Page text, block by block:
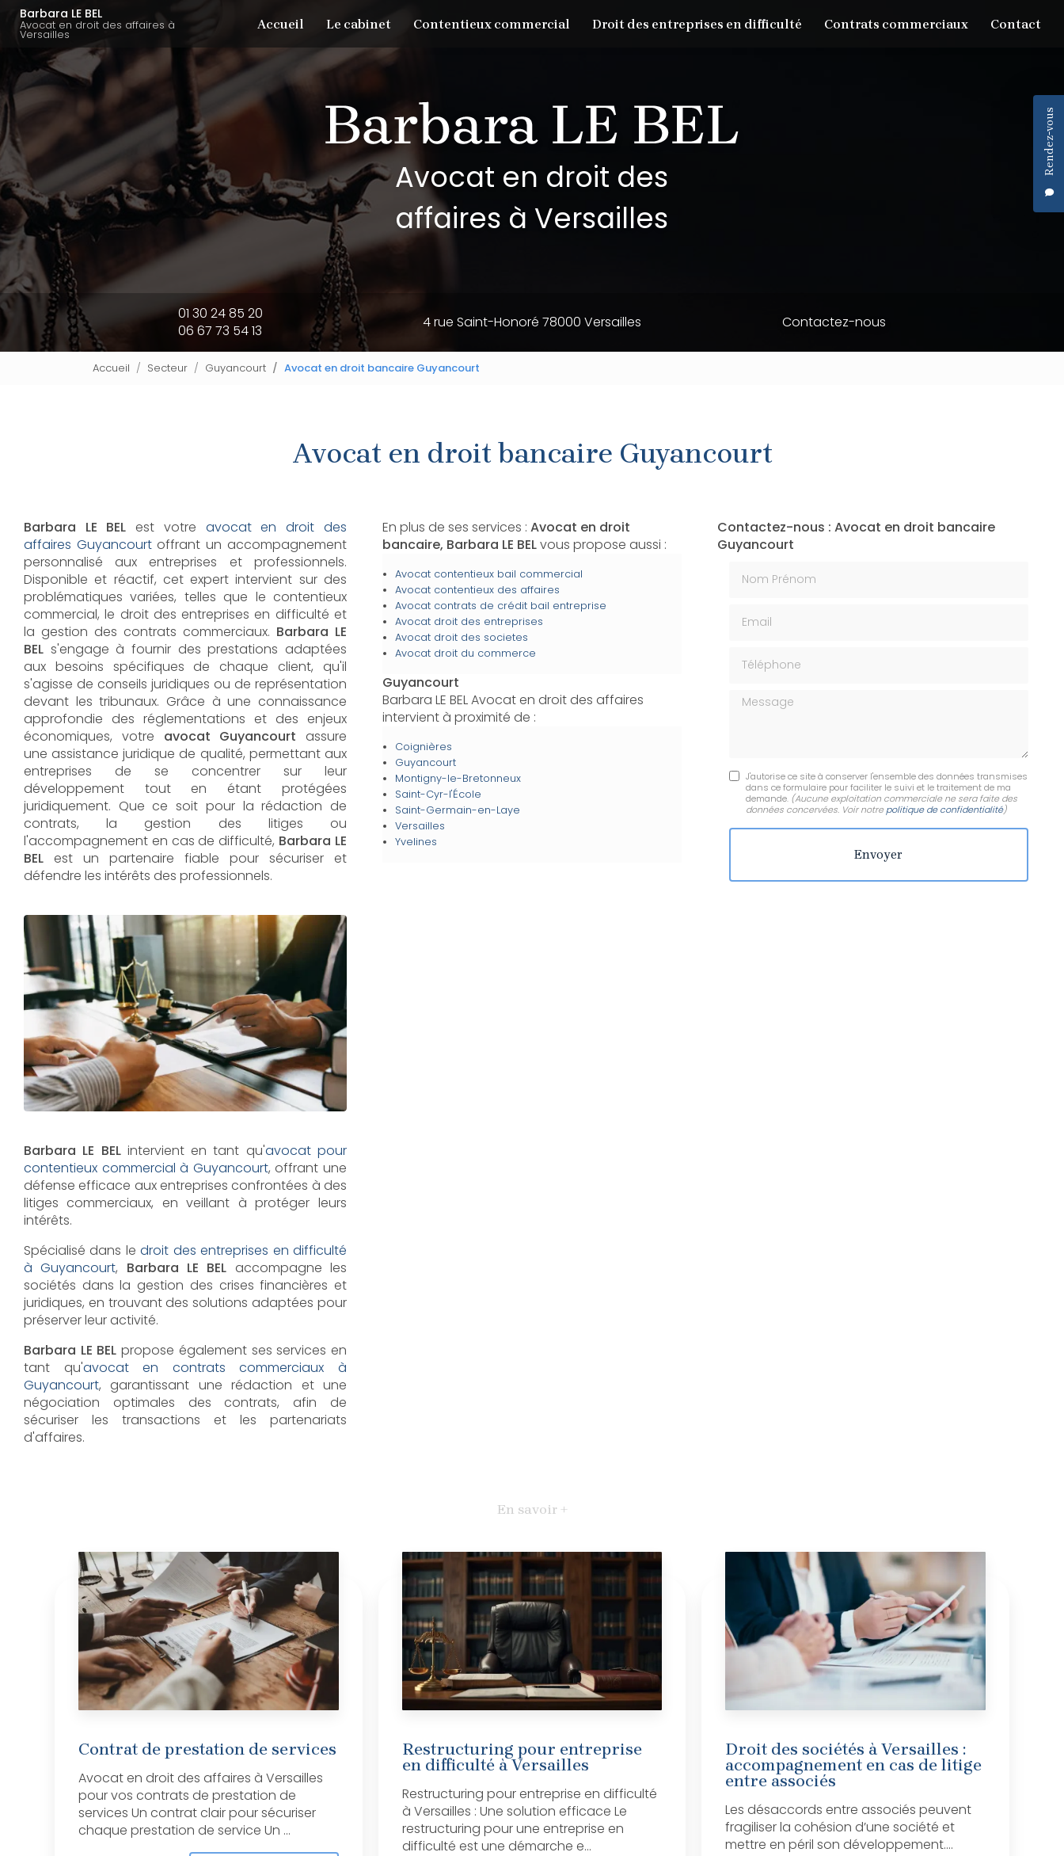
Aller
contenu
principal
Barbara LE BEL
Avocat en droit des affaires à
Versailles
Rendez-vous
Accueil
Le cabinet Contentieux commercial Droit des entreprises en difficulté Contrats commerciaux Contact
Avocat en droit des
affaires à Versailles
01 30 24 85 20
06 67 73 54 13
4 rue Saint-Honoré 78000 Versailles Contactez-nous
Accueil Secteur Guyancourt Avocat en droit bancaire Guyancourt
Avocat en droit bancaire Guyancourt
Barbara LE BEL est votre avocat en droit des
affaires Guyancourtoffrant un accompagnement
personnalisé aux entreprises et professionnels.
Disponible et réactif, cet expert intervient sur des
problématiques variées, telles que le contentieux
commercial, le droit des entreprises en difficulté et
la gestion des contrats commerciaux. Barbara LE
BEL s'engage à fournir des prestations adaptées
aux besoins spécifiques de chaque client, qu'il
s'agisse de conseils juridiques ou de représentation
devant les tribunaux. Grâce à une connaissance
approfondie des réglementations et des enjeux
économiques, votre avocat Guyancourt assure
une assistance juridique de qualité, permettant aux
entreprises de se concentrer sur leur
développement tout en étant protégées
juridiquement. Que ce soit pour la rédaction de
contrats, la gestion des litiges ou
l'accompagnement en cas de difficulté, Barbara LE
BEL​​​​​​​ est un partenaire fiable pour sécuriser et
défendre les intérêts des professionnels.
Barbara LE BELintervient en tant qu'avocat pour
contentieux commercial à Guyancourt, offrant une
défense efficace aux entreprises confrontées à des
litiges commerciaux, en veillant à protéger leurs
intérêts.
Spécialisé dans ledroit des entreprises en difficulté
à Guyancourt, Barbara LE BEL accompagne les
sociétés dans la gestion des crises financières et
juridiques, en trouvant des solutions adaptées pour
préserver leur activité.
Barbara LE BEL propose également ses services en
tant qu'avocat en contrats commerciaux à
Guyancourt, garantissant une rédaction et une
négociation optimales des contrats, afin de
sécuriser les transactions et les partenariats
d'affaires.
En plus de ses services : Avocat en droit
bancaire, Barbara LE BELvous propose aussi :
Avocat contentieux bail commercial
Avocat contentieux des affaires
Avocat contrats de crédit bail entreprise
Avocat droit des entreprises
Avocat droit des societes
Avocat droit du commerce
Guyancourt
Barbara LE BEL Avocat en droit des affaires
intervient à proximité de :
Coignières
Guyancourt
Montigny-le-Bretonneux
Saint-Cyr-l'École
Saint-Germain-en-Laye
Versailles
Yvelines
Contactez-nous : Avocat en droit bancaire
Guyancourt
Message
J'autorise ce site à conserver l'ensemble des données transmises
dans ce formulaire pour faciliter le suivi et le traitement de ma
demande. (Aucune exploitation commerciale ne sera faite des
données concervées. Voir notre politique de confidentialité)
En savoir +
Contrat de prestation de services
Avocat en droit des affaires à Versailles
pour vos contrats de prestation de
services Un contrat clair pour sécuriser
chaque prestation de service Un ...
Restructuring pour entreprise
en difficulté à Versailles
Restructuring pour entreprise en difficulté
à Versailles : Une solution efficace Le
restructuring pour une entreprise en
difficulté est une démarche e...
Droit des sociétés à Versailles :
accompagnement en cas de litige
entre associés
Les désaccords entre associés peuvent
fragiliser la cohésion d’une société et
mettre en péril son développement....